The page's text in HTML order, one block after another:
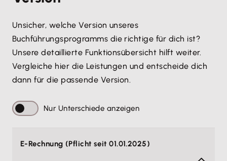
Unsicher, welche Version unseres
Buchführungsprogramms die richtige für dich ist?
Unsere detaillierte Funktionsübersicht hilft weiter.
Vergleiche hier die Leistungen und entscheide dich
dann für die passende Version.
Nur Unterschiede anzeigen
E-Rechnung (Pflicht seit 01.01.2025)